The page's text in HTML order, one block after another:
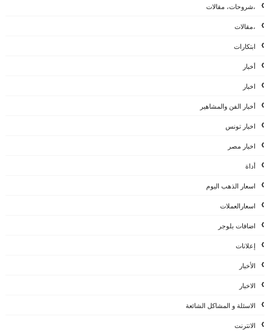
،شروحات، مقالات
،مقالات
ابتكارات
أخبار
اخبار
أخبار الفن والمشاهير
اخبار تونس
اخبار مصر
أداة
اسعار الذهب اليوم
اسعارالعملات
اضافات بلوجر
إعلانات
الأخبار
الاخبار
الاسئلة و المشاكل الشائعة
الانترنت